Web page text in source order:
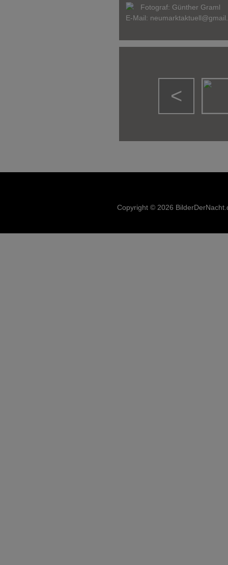
Fotograf: Günther Graml
E-Mail:
<
Copyright © 2026